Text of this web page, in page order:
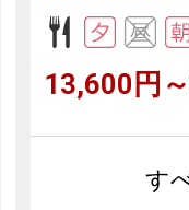
13,600円
す